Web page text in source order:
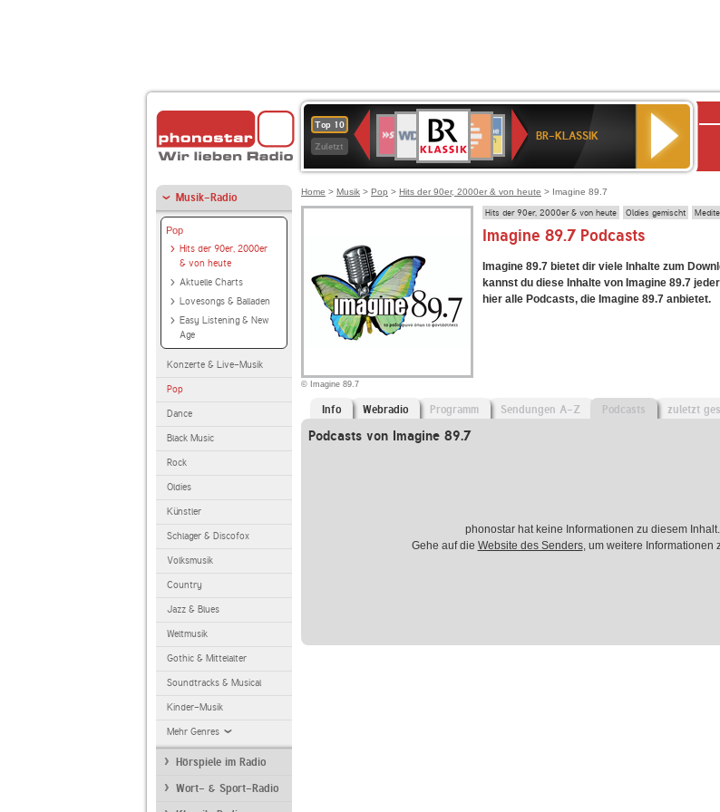
Top 10
Zuletzt
Deutschlandfunk
80er
90er
OLDIE
ANTENNE
4
BR-
KLASSIK
Deutschlandfunk
Kultur
ANTENNE
BAYERN
SWR
Kultur
NDR
2
BR-KLASSIK
Musik-Radio
Pop
Hits der 90er, 2000er
& von heute
Aktuelle Charts
Lovesongs & Balladen
Easy Listening & New
Age
Konzerte & Live-Musik
Pop
Dance
Black Music
Rock
Oldies
Künstler
Schlager & Discofox
Volksmusik
Country
Jazz & Blues
Weltmusik
Gothic & Mittelalter
Soundtracks & Musical
Kinder-Musik
Mehr Genres
Hörspiele im Radio
Wort- & Sport-Radio
Home > Musik > Pop > Hits der 90er, 2000er & von heute > Imagine 89.7
© Imagine 89.7
Hits der 90er, 2000er & von heute Oldies gemischt
Imagine 89.7 Podcasts
Imagine 89.7 bietet dir viele Inhalte zum
kannst du diese Inhalte von Imagine 89.7
hier alle Podcasts, die Imagine 89.7 anbietet.
Info Webradio Programm Sendungen A-Z Podcasts zuletzt
Podcasts von Imagine 89.7
phonostar hat keine Informationen zu diesem Inhalt.
Gehe auf die Website des Senders, um weitere Informationen